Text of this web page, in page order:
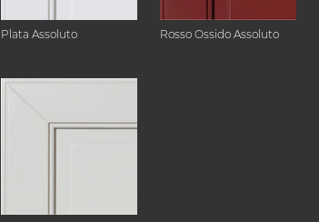
Plata Assoluto Rosso Ossido Assoluto